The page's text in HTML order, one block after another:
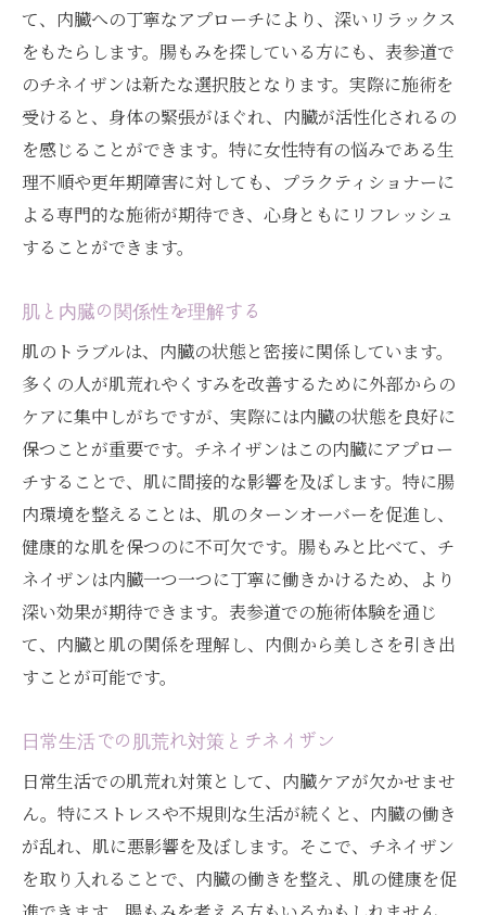
て、内臓への丁寧なアプローチにより、深いリラックス
をもたらします。腸もみを探している方にも、表参道で
のチネイザンは新たな選択肢となります。実際に施術を
受けると、身体の緊張がほぐれ、内臓が活性化されるの
を感じることができます。特に女性特有の悩みである生
理不順や更年期障害に対しても、プラクティショナーに
よる専門的な施術が期待でき、心身ともにリフレッシュ
することができます。
肌と内臓の関係性を理解する
肌のトラブルは、内臓の状態と密接に関係しています。
多くの人が肌荒れやくすみを改善するために外部からの
ケアに集中しがちですが、実際には内臓の状態を良好に
保つことが重要です。チネイザンはこの内臓にアプロー
チすることで、肌に間接的な影響を及ぼします。特に腸
内環境を整えることは、肌のターンオーバーを促進し、
健康的な肌を保つのに不可欠です。腸もみと比べて、チ
ネイザンは内臓一つ一つに丁寧に働きかけるため、より
深い効果が期待できます。表参道での施術体験を通じ
て、内臓と肌の関係を理解し、内側から美しさを引き出
すことが可能です。
日常生活での肌荒れ対策とチネイザン
日常生活での肌荒れ対策として、内臓ケアが欠かせませ
ん。特にストレスや不規則な生活が続くと、内臓の働き
が乱れ、肌に悪影響を及ぼします。そこで、チネイザン
を取り入れることで、内臓の働きを整え、肌の健康を促